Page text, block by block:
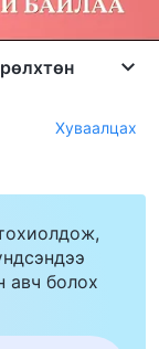
Хуваалцах
авч болох